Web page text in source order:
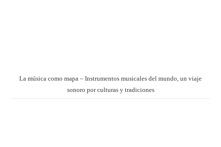
La música como mapa – Instrumentos musicales del mundo, un viaje
sonoro por culturas y tradiciones